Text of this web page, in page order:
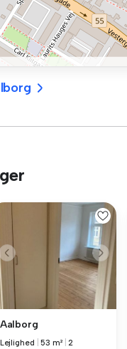
Aalborg
Lejlighed |53 m² |2